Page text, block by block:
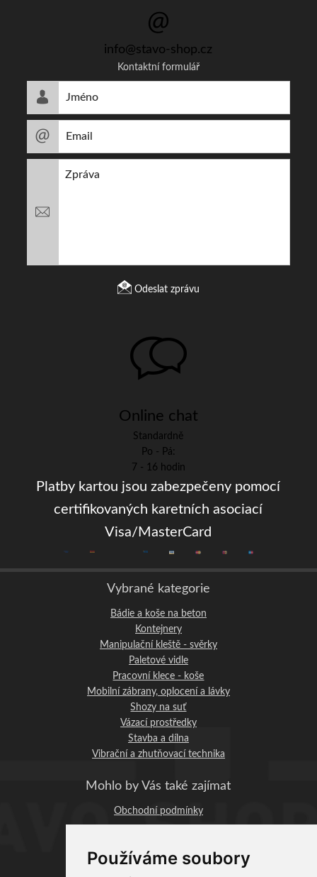
Používáme soubory
info@stavo-shop.cz
Kontaktní formulář
Odeslat zprávu
Online chat
Standardně
Po - Pá:
7 - 16 hodin
Platby kartou jsou zabezpečeny pomocí
certifikovaných karetních asociací
Visa/MasterCard
Vybrané kategorie
Bádie a koše na beton
Kontejnery
Manipulační kleště - svěrky
Paletové vidle
Pracovní klece - koše
Mobilní zábrany, oplocení a lávky
Shozy na suť
Vázací prostředky
Stavba a dílna
Vibrační a zhutňovací technika
Mohlo by Vás také zajímat
Obchodní podmínky
Profi-BAU Chrudim, s.r.o.